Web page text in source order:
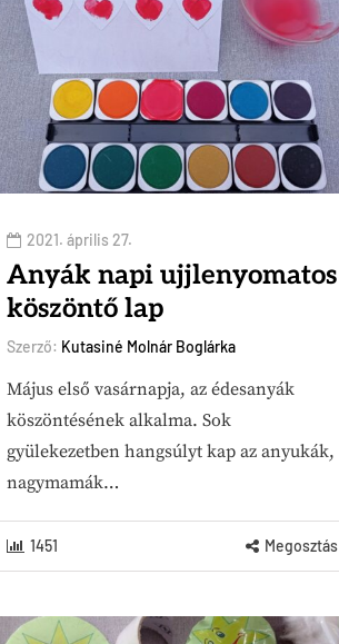
2021. április 27.
Anyák napi ujjlenyomatos
köszöntő lap
Szerző: Kutasiné Molnár Boglárka
Május első vasárnapja, az édesanyák
köszöntésének alkalma. Sok
gyülekezetben hangsúlyt kap az anyukák,
nagymamák…
1451 Megosztás